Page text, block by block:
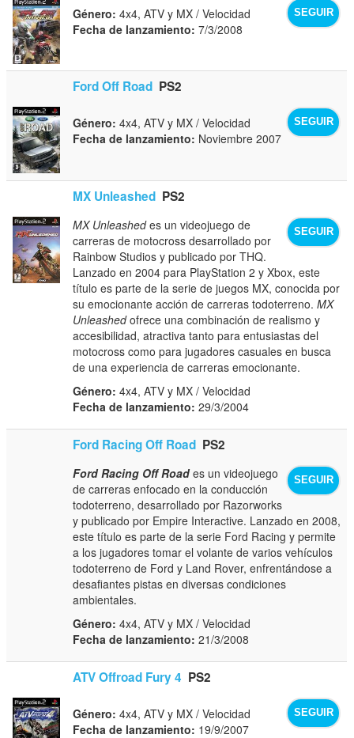
SEGUIR
Género: 4x4, ATV y MX / Velocidad
Fecha de lanzamiento: 7/3/2008
Ford Off Road PS2
SEGUIR
Género: 4x4, ATV y MX / Velocidad
Fecha de lanzamiento: Noviembre 2007
MX Unleashed PS2
SEGUIR
MX Unleashedes un videojuego de
carreras de motocross desarrollado por
Rainbow Studios y publicado por THQ.
Lanzado en 2004 para PlayStation 2 y Xbox, este
título es parte de la serie de juegos MX, conocida por
su emocionante acción de carreras todoterreno.MX
Unleashedofrece una combinación de realismo y
accesibilidad, atractiva tanto para entusiastas del
motocross como para jugadores casuales en busca
de una experiencia de carreras emocionante.
Género: 4x4, ATV y MX / Velocidad
Fecha de lanzamiento: 29/3/2004
Ford Racing Off Road PS2
SEGUIR
Ford Racing Off Roades un videojuego
de carreras enfocado en la conducción
todoterreno, desarrollado por Razorworks
y publicado por Empire Interactive. Lanzado en 2008,
este título es parte de la serie Ford Racing y permite
a los jugadores tomar el volante de varios vehículos
todoterreno de Ford y Land Rover, enfrentándose a
desafiantes pistas en diversas condiciones
ambientales.
Género: 4x4, ATV y MX / Velocidad
Fecha de lanzamiento: 21/3/2008
ATV Offroad Fury 4 PS2
SEGUIR
Género: 4x4, ATV y MX / Velocidad
Fecha de lanzamiento: 19/9/2007